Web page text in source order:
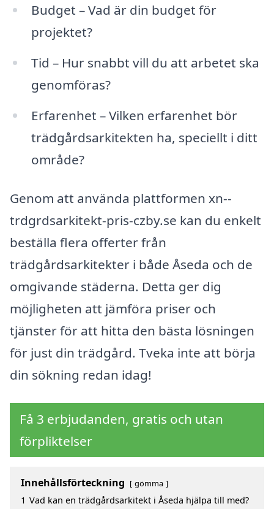
Budget – Vad är din budget för
projektet?
Tid – Hur snabbt vill du att arbetet ska
genomföras?
Erfarenhet – Vilken erfarenhet bör
trädgårdsarkitekten ha, speciellt i ditt
område?
Genom att använda plattformen xn--
trdgrdsarkitekt-pris-czby.se kan du enkelt
beställa flera offerter från
trädgårdsarkitekter i både Åseda och de
omgivande städerna. Detta ger dig
möjligheten att jämföra priser och
tjänster för att hitta den bästa lösningen
för just din trädgård. Tveka inte att börja
din sökning redan idag!
Få 3 erbjudanden, gratis och utan
förpliktelser
Innehållsförteckning gömma
1 Vad kan en trädgårdsarkitekt i Åseda hjälpa till med?